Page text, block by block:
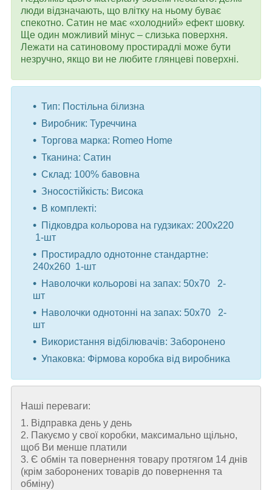
люди відзначають, що влітку на ньому буває
спекотно. Сатин не має «холодний» ефект шовку.
Ще один можливий мінус – слизька поверхня.
Лежати на сатиновому простирадлі може бути
незручно, якщо ви не любите глянцеві поверхні.
Тип: Постільна білизна
Виробник: Туреччина
Торгова марка: Romeo Home
Тканина: Сатин
Склад: 100% бавовна
Зносостійкість: Висока
В комплекті:
Підковдра кольорова на гудзиках: 200x220
1-шт
Простирадло однотонне стандартне:
240x260 1-шт
Наволочки кольорові на запах: 50x70 2-
шт
Наволочки однотонні на запах: 50x70 2-
шт ⠀
Використання відбілювачів: Заборонено
Упаковка: Фірмова коробка від виробника
Наші переваги:
1. Відправка день у день
2. Пакуємо у свої коробки, максимально щільно,
щоб Ви менше платили
3. Є обмін та повернення товару протягом 14 днів
(крім заборонених товарів до повернення та
обміну)